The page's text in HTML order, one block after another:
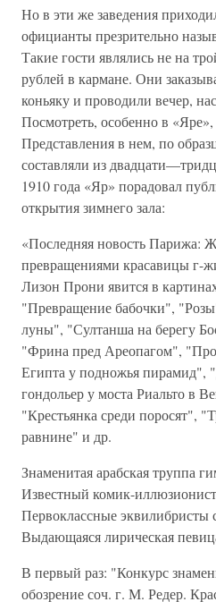
Но в эти же заведения
официанты презрительно
Такие гости являлись не на
рублей в кармане. Они
коньяку и проводили вечер,
Посмотреть, особенно в
Представления в нем, по
составляли из
1910 года «Яр» порадовал
открытия зимнего зала:
«Последняя новость Парижа:
превращениями красавицы г-
Лизон Прони явится в
"Превращение бабочки",
луны", "Султанша на берегу
"Фрина пред Ареопагом",
Египта у подножья пирамид",
гондольер у моста Риальто в
"Крестьянка среди поросят",
равнине" и др.
Знаменитая арабская труппа
Известный комик-
Первоклассные эквилибристы
Выдающаяся лирическая
В первый раз: "Конкурс
обозрение соч. г. М. Редер.